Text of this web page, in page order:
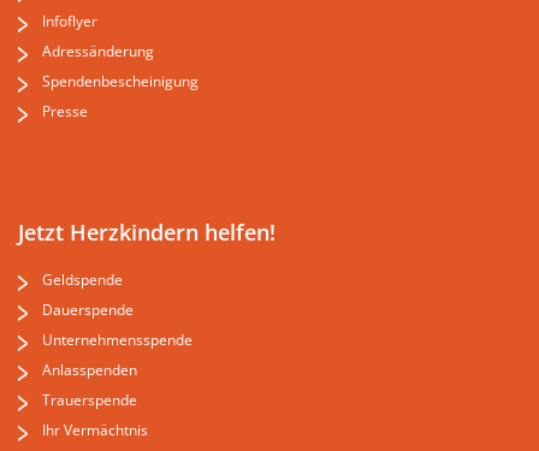
Infoflyer
Adressänderung
Spendenbescheinigung
Presse
Jetzt Herzkindern helfen!
Geldspende
Dauerspende
Unternehmensspende
Anlasspenden
Trauerspende
Ihr Vermächtnis